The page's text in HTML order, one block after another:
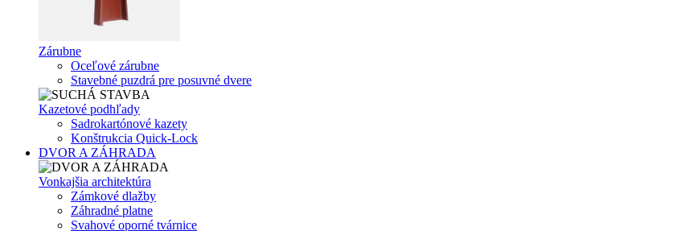
Zárubne
Oceľové zárubne
Stavebné puzdrá pre posuvné dvere
Kazetové podhľady
Sadrokartónové kazety
Konštrukcia Quick-Lock
DVOR A ZÁHRADA
Vonkajšia architektúra
Zámkové dlažby
Záhradné platne
Svahové oporné tvárnice